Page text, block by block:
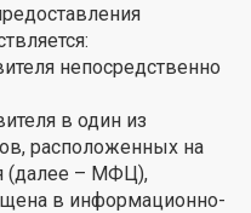
непосредственно
в один из
расположенных на
(далее – МФЦ),
в информационно-